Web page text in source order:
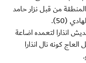
من قبل نزار حامد
(50).
انذارا لتعمده اضاعة
كونه نال انذارا